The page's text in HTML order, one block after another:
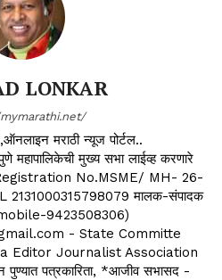
LONKAR
मराठी न्यूज पोर्टल..
मुख्य सभा लाईव्ह करणारे
No.MSME/ MH- 26-
2131000315798079 मालक-संपादक
9423508306)
- State Committe
Editor Journalist Association
पत्रकारिता, *आजीव सभासद -